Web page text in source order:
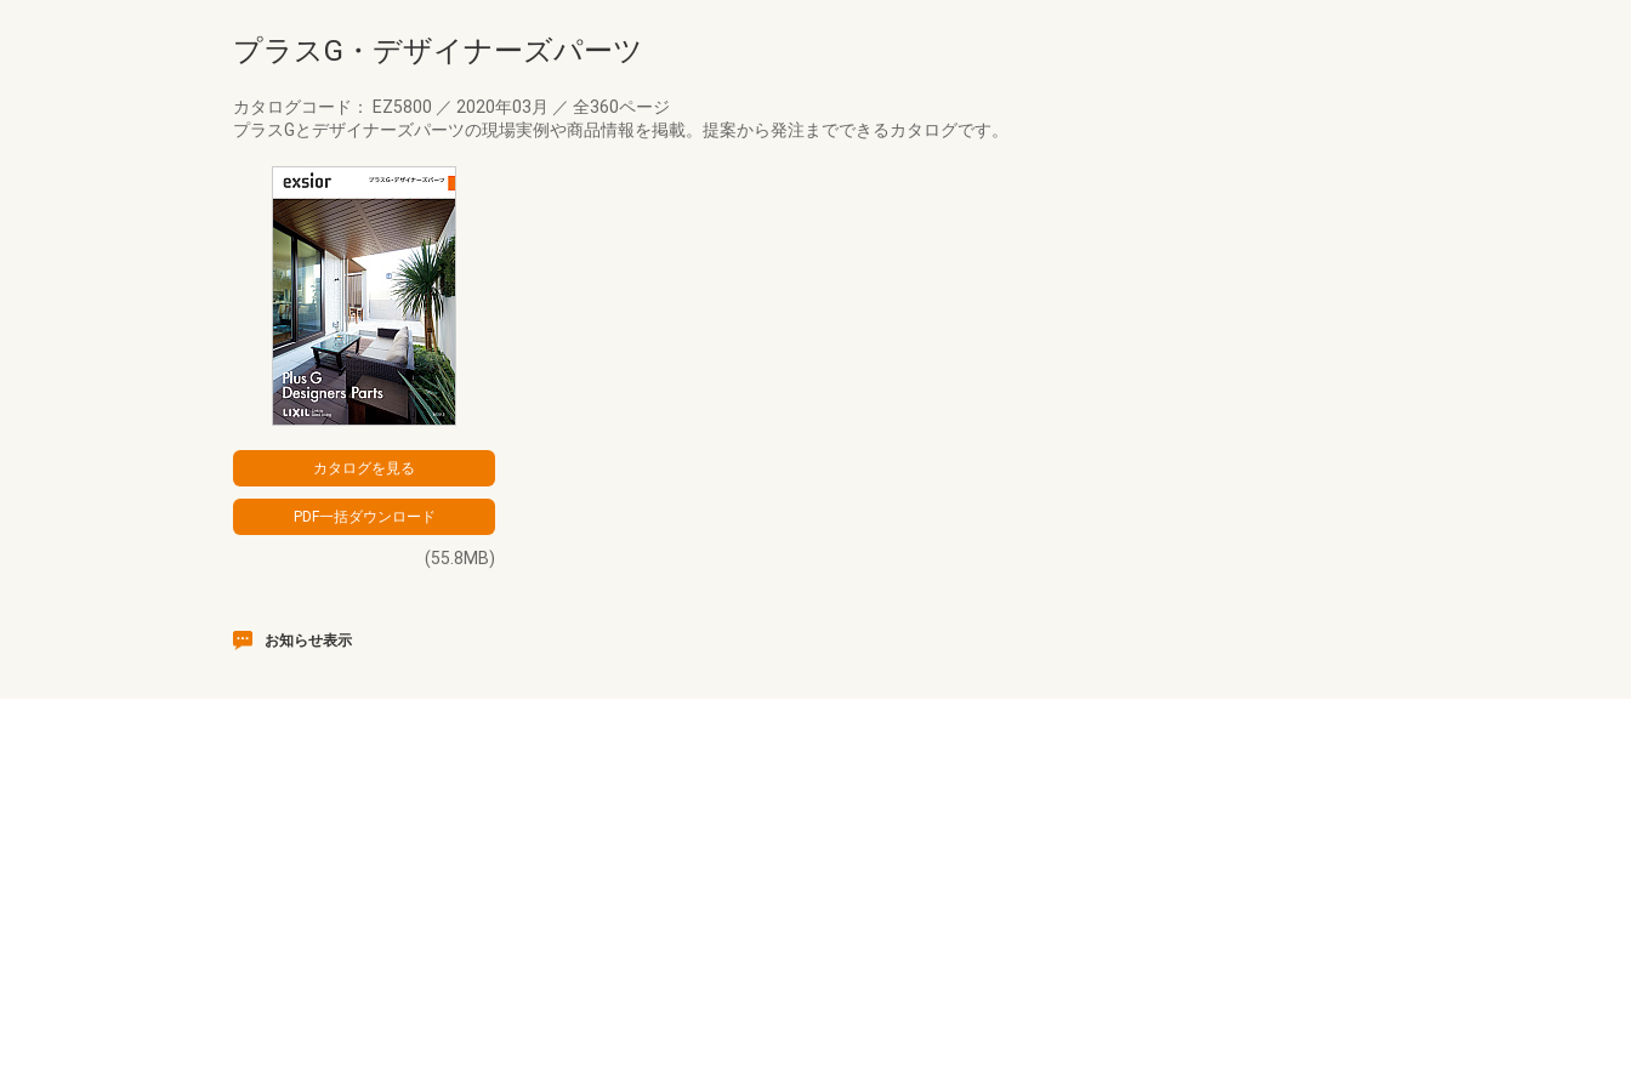
プラスG・デザイナーズパーツ
カタログコード： EZ5800 ／ 2020年03月 ／ 全360ページ
プラスGとデザイナーズパーツの現場実例や商品情報を掲載。提案から発注までできるカタログです。
(55.8MB)
お知らせ表示